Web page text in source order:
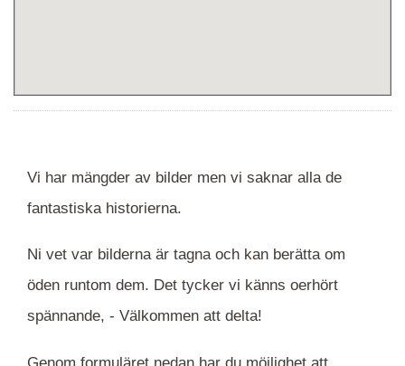
Vi har mängder av bilder men vi saknar alla de
fantastiska historierna.
Ni vet var bilderna är tagna och kan berätta om
öden runtom dem. Det tycker vi känns oerhört
spännande, - Välkommen att delta!
Genom formuläret nedan har du möjlighet att